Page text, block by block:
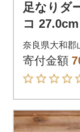
足なりダ
コ
KOTOKA
ーズ
奈良県大和郡
寄付金額